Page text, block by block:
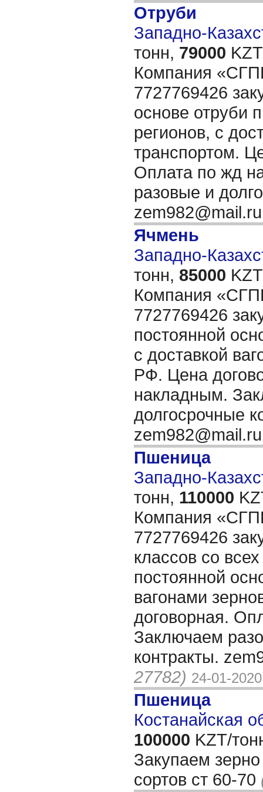
Отруби
Западно-
тонн, 79000
Компания
7727769426
основе отруби
регионов, с
транспортом.
Оплата по жд
разовые и
Ячмень
Западно-
тонн, 85000
Компания
7727769426
постоянной
с доставкой
РФ. Цена
накладным.
долгосрочные
Пшеница
Западно-
тонн, 110000
Компания
7727769426
классов со
постоянной
вагонами
договорная.
Заключаем
контракты.
27782) 24-01-2020
Пшеница
Костанайская
100000 KZT/
Закупаем
сортов ст 60-70